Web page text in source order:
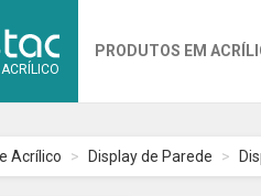
PRODUTOS EM
Acrílico Display de Parede